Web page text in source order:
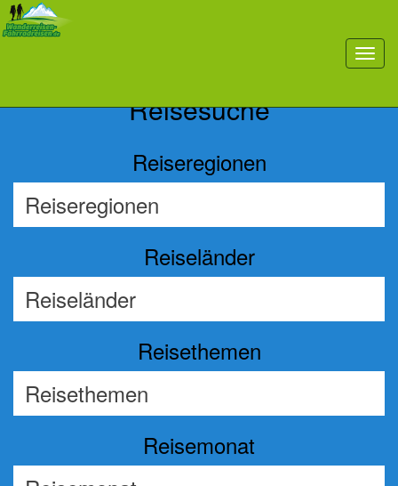
toggle
Reisesuche
Reiseregionen
Reiseländer
Reisethemen
Reisemonat